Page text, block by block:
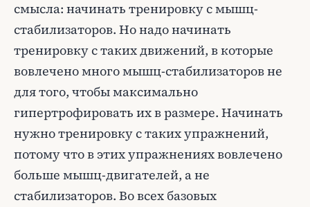
смысла: начинать тренировку с мышц-
стабилизаторов. Но надо начинать
тренировку с таких движений, в которые
вовлечено много мышц-стабилизаторов не
для того, чтобы максимально
гипертрофировать их в размере. Начинать
нужно тренировку с таких упражнений,
потому что в этих упражнениях вовлечено
больше мышц-двигателей, а не
стабилизаторов. Во всех базовых